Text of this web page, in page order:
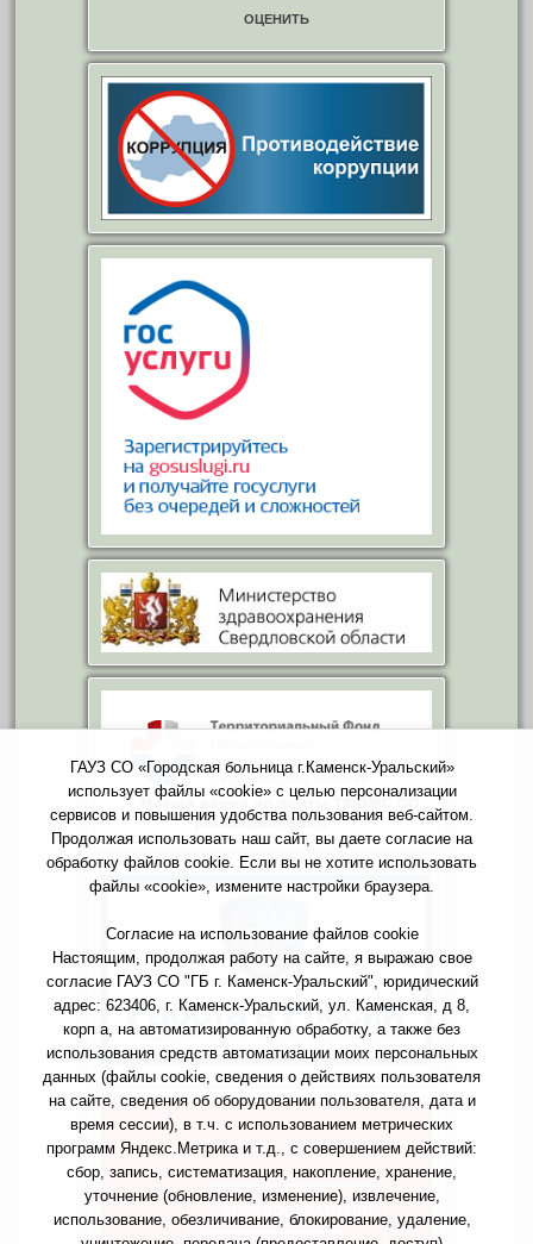
ГАУЗ СО «Городская больница г.Каменск-Уральский»
использует файлы «cookie» с целью персонализации
сервисов и повышения удобства пользования веб-сайтом.
Продолжая использовать наш сайт, вы даете согласие на
обработку файлов cookie. Если вы не хотите использовать
файлы «cookie», измените настройки браузера.
Согласие на использование файлов cookie
Настоящим, продолжая работу на сайте, я выражаю свое
согласие ГАУЗ СО "ГБ г. Каменск-Уральский", юридический
адрес: 623406, г. Каменск-Уральский, ул. Каменская, д 8,
корп а, на автоматизированную обработку, а также без
использования средств автоматизации моих персональных
данных (файлы cookie, сведения о действиях пользователя
на сайте, сведения об оборудовании пользователя, дата и
время сессии), в т.ч. с использованием метрических
программ Яндекс.Метрика и т.д., с совершением действий:
сбор, запись, систематизация, накопление, хранение,
уточнение (обновление, изменение), извлечение,
использование, обезличивание, блокирование, удаление,